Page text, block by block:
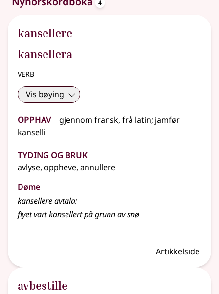
4
kansellere
kansellera
verb
Vis bøying
Opphav gjennom fransk, frå latin; jamfør
kanselli
Tyding og bruk
avlyse, oppheve, annullere
Døme
kansellere avtala;
flyet vart kansellert på grunn av snø
Artikkelside
avbestille